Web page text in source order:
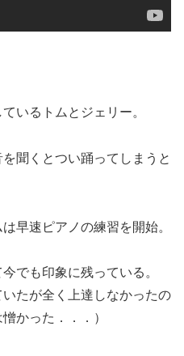
いるトムとジェリー。
聞くとつい踊ってしまうと
早速ピアノの練習を開始。
でも印象に残っている。
いたが全く上達しなかったの
かった．．．）